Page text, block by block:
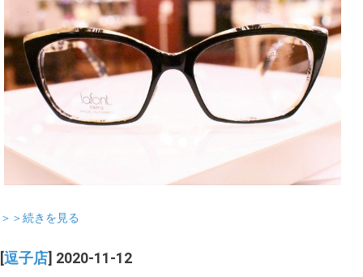
＞＞続きを見る
[逗子店] 2020-11-12